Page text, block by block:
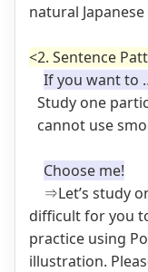
natural Japanese
<2. Sentence
If you want to
Study one
cannot use
Choose me!
⇒Let’s study
difficult for you
practice using
illustration.